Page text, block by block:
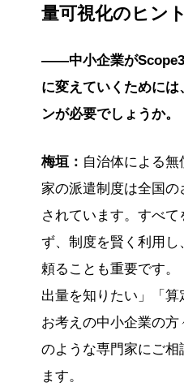
量可視化のヒント
――中小企業がScope3
に変えていくためには
ンが必要でしょうか。
梅垣： 自治体による
家の派遣制度は全国
されています。すべて
ず、制度を賢く利用
頼ることも重要です
出量を知りたい」「算
お考えの中小企業の
のような専門家にご
ます。